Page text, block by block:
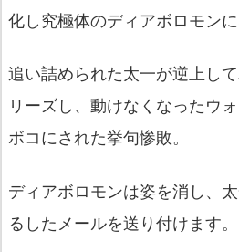
化し究極体のディアボロモンに
追い詰められた太一が逆上し
リーズし、動けなくなったウ
ボコにされた挙句惨敗。
ディアボロモンは姿を消し、
るしたメールを送り付けます。